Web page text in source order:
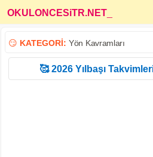
OKULONCESiTR.NET
😏 KATEGORİ: Yön Kavramları
🥰 2026 Yılbaşı